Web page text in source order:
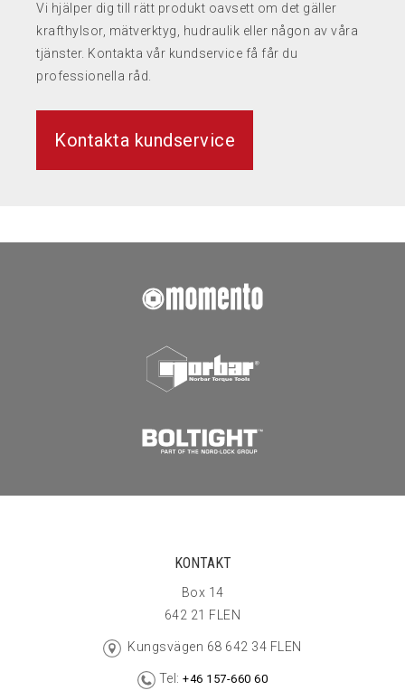
Vi hjälper dig till rätt produkt oavsett om det gäller
krafthylsor, mätverktyg, hudraulik eller någon av våra
tjänster. Kontakta vår kundservice få får du
professionella råd.
Kontakta kundservice
KONTAKT
Box 14
642 21 FLEN
Kungsvägen 68 642 34 FLEN
Tel: +46 157-660 60